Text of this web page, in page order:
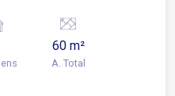
sem escadas e
2 banheiros, sendo
PCD Cozinha
60 m²
A. Total